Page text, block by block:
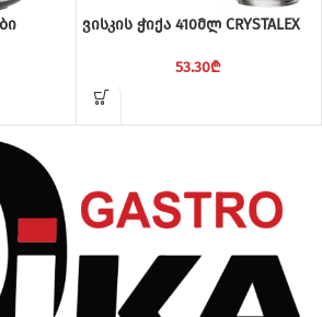
ვისკის ჭიქა 410მლ CRYSTALEX
53.30₾